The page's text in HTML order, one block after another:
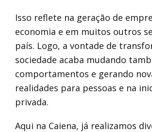
Isso reflete na geração de
economia e em muitos outros
país. Logo, a vontade de
sociedade acaba mudando
comportamentos e gerando
realidades para pessoas e na
privada.
Aqui na Caiena, já realizamos